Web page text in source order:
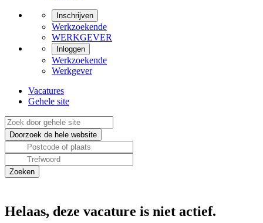
Inschrijven
Werkzoekende
WERKGEVER
Inloggen
Werkzoekende
Werkgever
Vacatures
Gehele site
Helaas, deze vacature is niet actief.